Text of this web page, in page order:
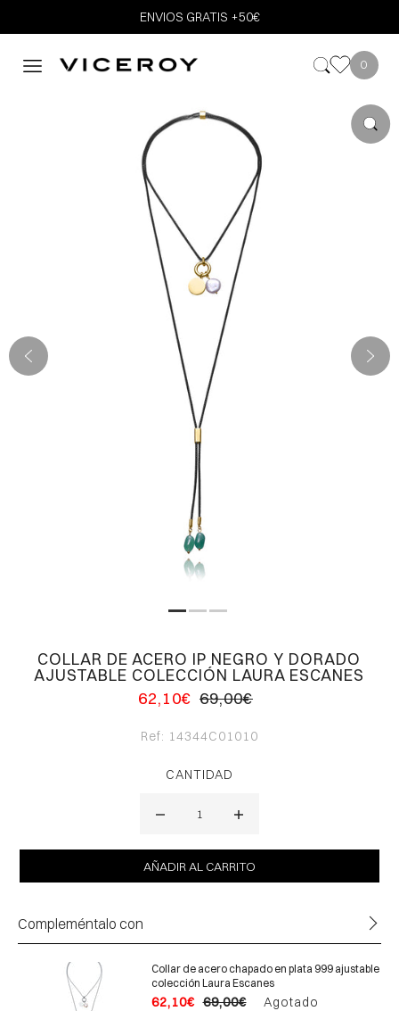
ENVIOS GRATIS +50€
0
COLLAR DE ACERO IP NEGRO Y DORADO
AJUSTABLE COLECCIÓN LAURA ESCANES
62,10€ 69,00€
Ref: 14344C01010
CANTIDAD
Compleméntalo con
Collar de acero chapado en plata 999 ajustable
colección Laura Escanes
62,10€ 69,00€ Agotado